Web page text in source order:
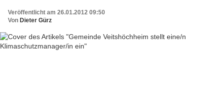
Veröffentlicht am 26.01.2012 09:50
Von Dieter Gürz